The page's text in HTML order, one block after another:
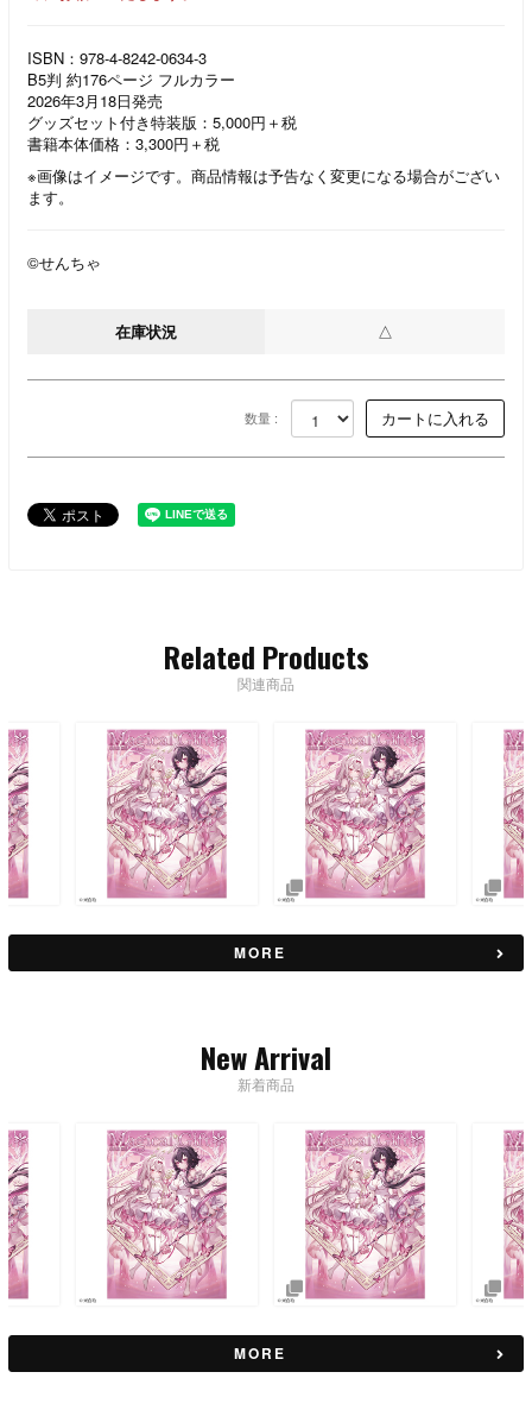
ISBN：978-4-8242-0634-3
B5判 約176ページ フルカラー
2026年3月18日発売
グッズセット付き特装版：5,000円＋税
書籍本体価格：3,300円＋税
※画像はイメージです。商品情報は予告なく変更になる場合がござい
ます。
©せんちゃ
在庫状況 △
数量 :
Related Products
関連商品
MORE
New Arrival
新着商品
MORE